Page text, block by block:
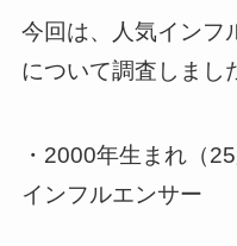
今回は、人気インフ
について調査しまし
・2000年生まれ（
インフルエンサー